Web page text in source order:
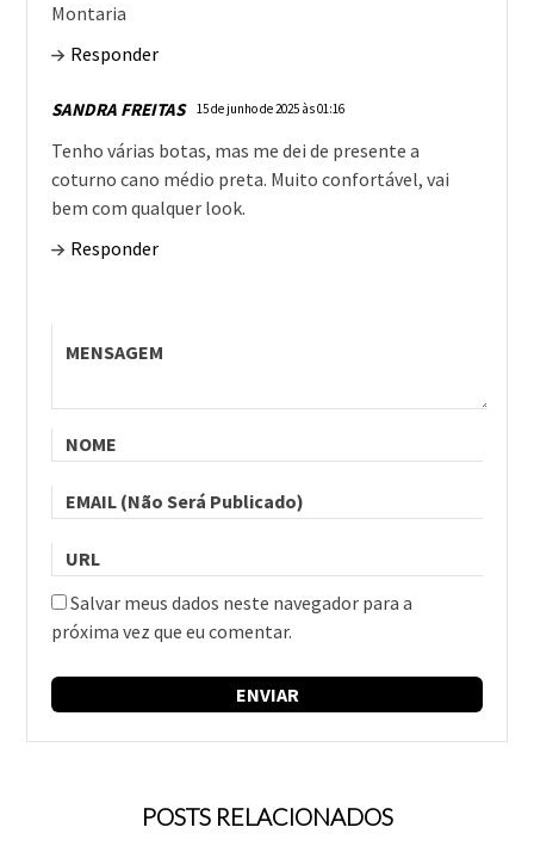
Montaria
Responder
SANDRA FREITAS 15 de junho de 2025 às 01:16
Tenho várias botas, mas me dei de presente a
coturno cano médio preta. Muito confortável, vai
bem com qualquer look.
Responder
Salvar meus dados neste navegador para a
próxima vez que eu comentar.
POSTS RELACIONADOS